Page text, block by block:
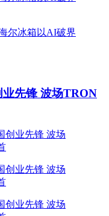
先锋 波场TRON